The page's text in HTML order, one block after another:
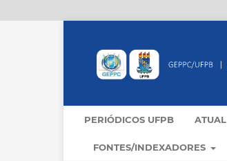
PERIÓDICOS UFPB ATUAL
FONTES/INDEXADORES